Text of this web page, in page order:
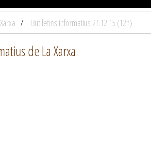
Butlletins informatius 21.12.15 (12h)
de La Xarxa